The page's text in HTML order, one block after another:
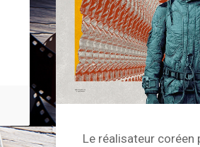
Le réalisateur coréen